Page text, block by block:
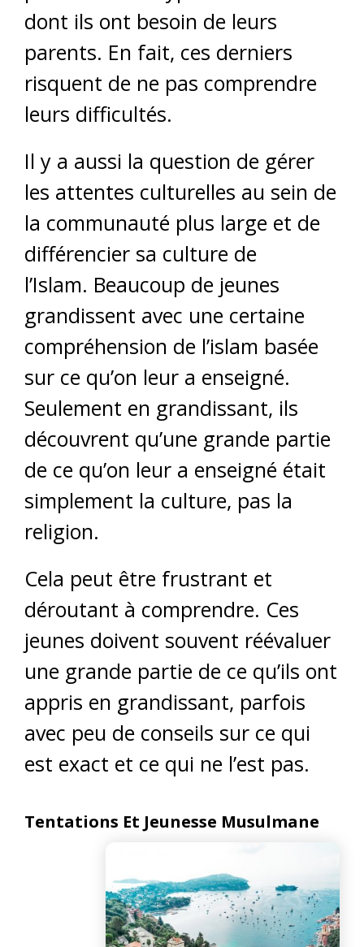
dont ils ont besoin de leurs
parents. En fait, ces derniers
risquent de ne pas comprendre
leurs difficultés.
Il y a aussi la question de gérer
les attentes culturelles au sein de
la communauté plus large et de
différencier sa culture de
l’Islam. Beaucoup de jeunes
grandissent avec une certaine
compréhension de l’islam basée
sur ce qu’on leur a enseigné.
Seulement en grandissant, ils
découvrent qu’une grande partie
de ce qu’on leur a enseigné était
simplement la culture, pas la
religion.
Cela peut être frustrant et
déroutant à comprendre. Ces
jeunes doivent souvent réévaluer
une grande partie de ce qu’ils ont
appris en grandissant, parfois
avec peu de conseils sur ce qui
est exact et ce qui ne l’est pas.
Tentations Et Jeunesse Musulmane